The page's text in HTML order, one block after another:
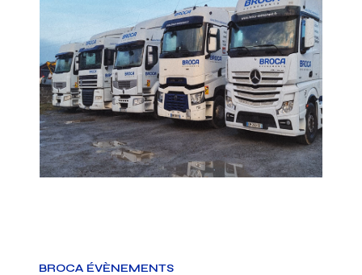
BROCA ÉVÈNEMENTS